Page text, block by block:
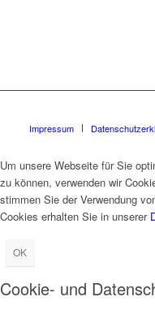
Impressum
Um unsere Webseite für Sie
zu können, verwenden wir
stimmen Sie der Verwendung
Cookies erhalten Sie in unserer
OK
Cookie- und